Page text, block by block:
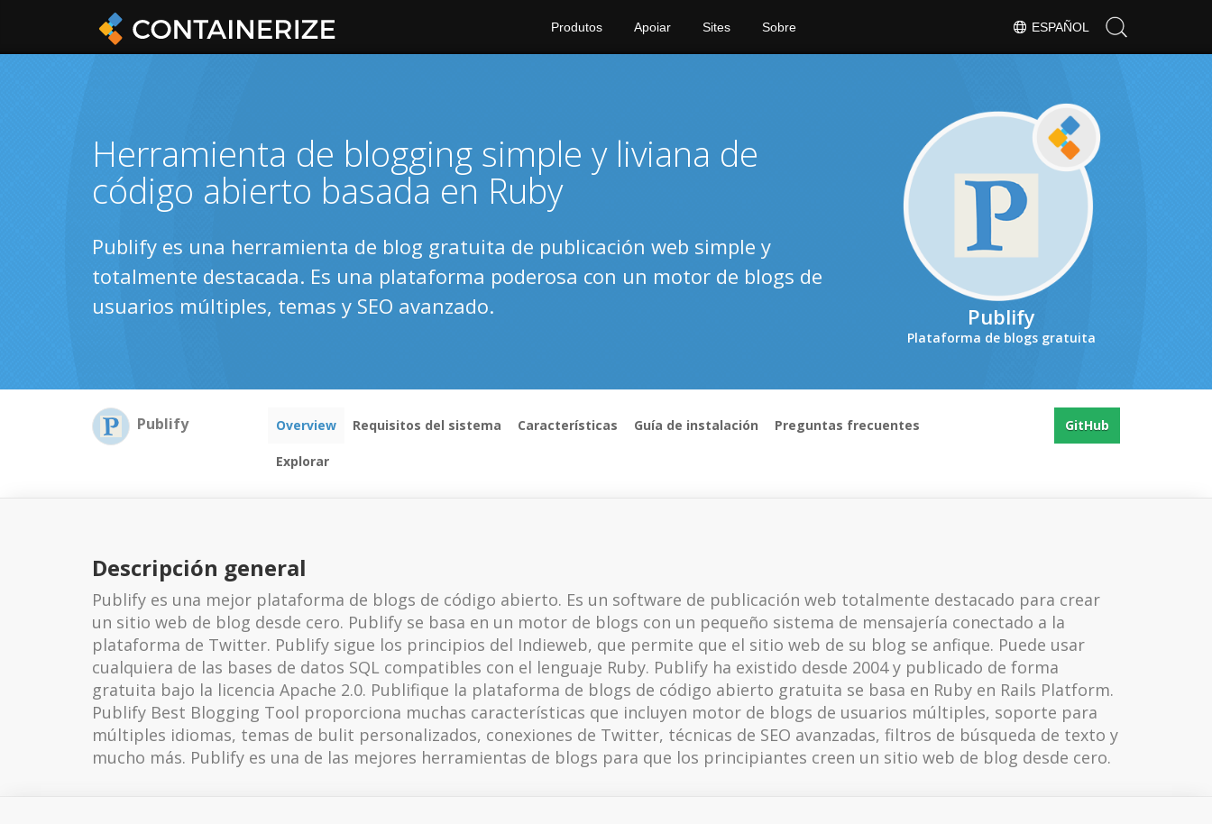
ESPAÑOL
Produtos Apoiar Sites Sobre
Publify
Plataforma de blogs gratuita
Herramienta de blogging simple y liviana de
código abierto basada en Ruby
Publify es una herramienta de blog gratuita de publicación web simple y
totalmente destacada. Es una plataforma poderosa con un motor de blogs de
usuarios múltiples, temas y SEO avanzado.
Publify Overview Requisitos del sistema Características Guía de instalación Preguntas frecuentes
Explorar
GitHub
Descripción general
Publify es una mejor plataforma de blogs de código abierto. Es un software de publicación web totalmente destacado para crear
un sitio web de blog desde cero. Publify se basa en un motor de blogs con un pequeño sistema de mensajería conectado a la
plataforma de Twitter. Publify sigue los principios del Indieweb, que permite que el sitio web de su blog se anfique. Puede usar
cualquiera de las bases de datos SQL compatibles con el lenguaje Ruby. Publify ha existido desde 2004 y publicado de forma
gratuita bajo la licencia Apache 2.0. Publifique la plataforma de blogs de código abierto gratuita se basa en Ruby en Rails Platform.
Publify Best Blogging Tool proporciona muchas características que incluyen motor de blogs de usuarios múltiples, soporte para
múltiples idiomas, temas de bulit personalizados, conexiones de Twitter, técnicas de SEO avanzadas, filtros de búsqueda de texto y
mucho más. Publify es una de las mejores herramientas de blogs para que los principiantes creen un sitio web de blog desde cero.